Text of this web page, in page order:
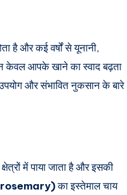
है और कई वर्षों से यूनानी,
न केवल आपके खाने का स्वाद बढ़ता
और संभावित नुकसान के बारे
में पाया जाता है और इसकी
का इस्तेमाल चाय